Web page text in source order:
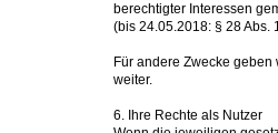
berechtigter Interessen
(bis 24.05.2018: § 28 Abs.
Für andere Zwecke
weiter.
6. Ihre Rechte als Nutzer